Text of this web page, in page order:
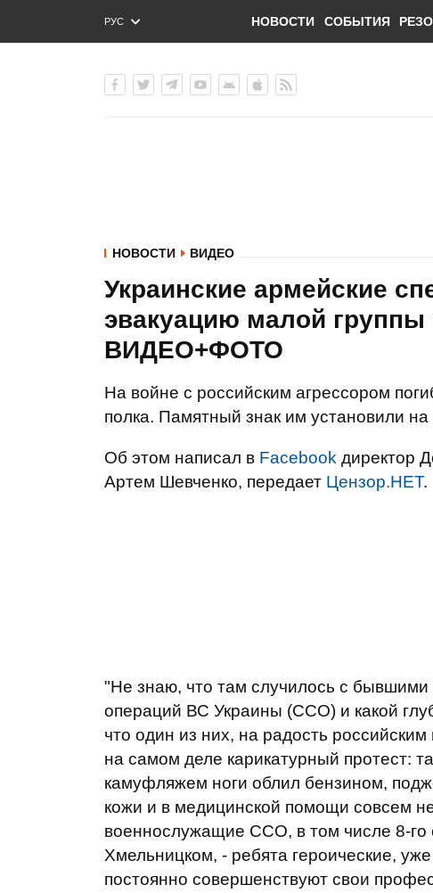
РУС
ENG
НОВОСТИ СОБЫТИЯ
НОВОСТИ ВИДЕО
Украинские армейские
эвакуацию малой группы
ВИДЕО+ФОТО
На войне с российским агрессором
полка. Памятный знак им установили на
Об этом написал в Facebook директор
Артем Шевченко, передает Цензор.НЕТ.
"Не знаю, что там случилось с
операций ВС Украины (ССО) и какой
что один из них, на радость
на самом деле карикатурный протест:
камуфляжем ноги облил бензином,
кожи и в медицинской помощи совсем
военнослужащие ССО, в том числе 8-го
Хмельницком, - ребята героические,
постоянно совершенствуют свои